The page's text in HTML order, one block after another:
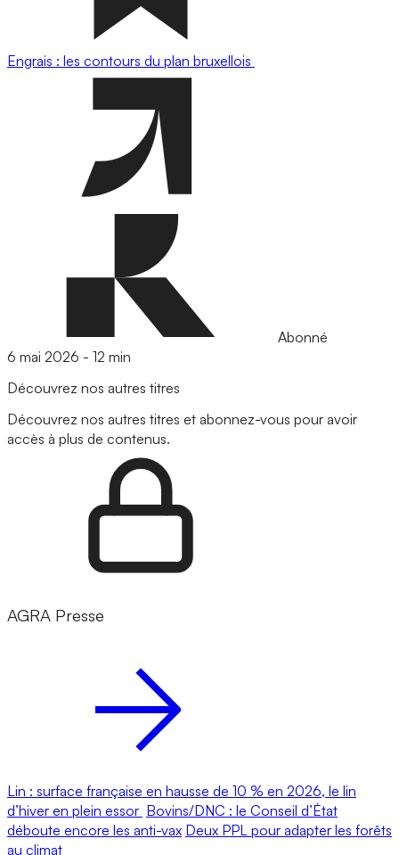
Engrais : les contours du plan bruxellois
Abonné
6 mai 2026 - 12 min
Découvrez nos autres titres
Découvrez nos autres titres et abonnez-vous pour avoir
accès à plus de contenus.
AGRA Presse
Lin : surface française en hausse de 10 % en 2026, le lin
d’hiver en plein essor Bovins/DNC : le Conseil d’État
déboute encore les anti-vax Deux PPL pour adapter les forêts
au climat